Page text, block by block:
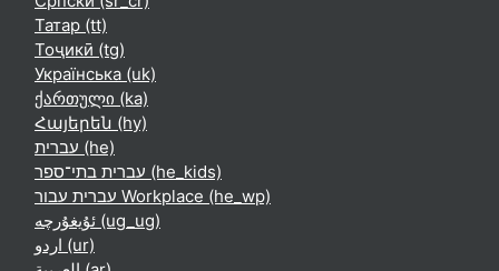
Татар ‎(tt)‎
Тоҷикӣ ‎(tg)‎
Українська ‎(uk)‎
ქართული ‎(ka)‎
Հայերեն ‎(hy)‎
עברית ‎(he)‎
עברית בתי־ספר ‎(he_kids)‎
עברית עבור Workplace ‎(he_wp)‎
ئۇيغۇرچە ‎(ug_ug)‎
اردو ‎(ur)‎